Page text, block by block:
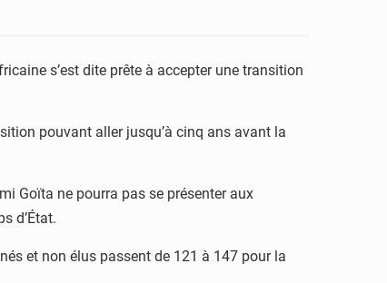
s’est dite prête à accepter une transition
pouvant aller jusqu’à cinq ans avant la
Goïta ne pourra pas se présenter aux
d’État.
et non élus passent de 121 à 147 pour la